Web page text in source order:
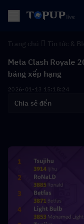
Meta Clash Royale
bảng xếp hạng
2026-01-13 15:18:24
Chia sẻ đến